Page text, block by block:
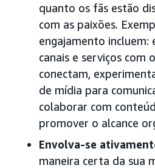
quanto os fãs estão
com as paixões.
engajamento
canais e serviços com
conectam,
de mídia para
colaborar com
promover o alcance
Envolva-se
maneira certa da sua